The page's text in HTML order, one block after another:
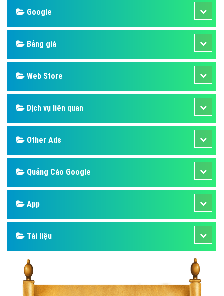
Design
SEO
Banner
Facebook
Google
Bảng giá